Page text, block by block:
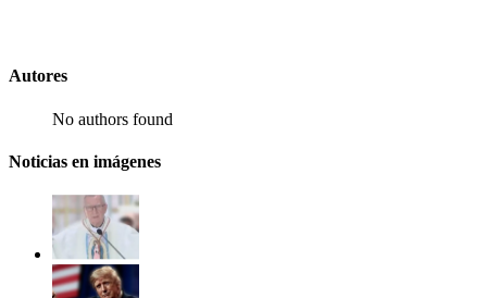
Autores
No authors found
Noticias en imágenes